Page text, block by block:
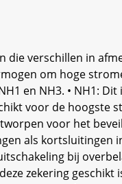
die verschillen in
om hoge
en NH3. • NH1:
voor de hoogste
voor het
als kortsluitingen
bij
zekering